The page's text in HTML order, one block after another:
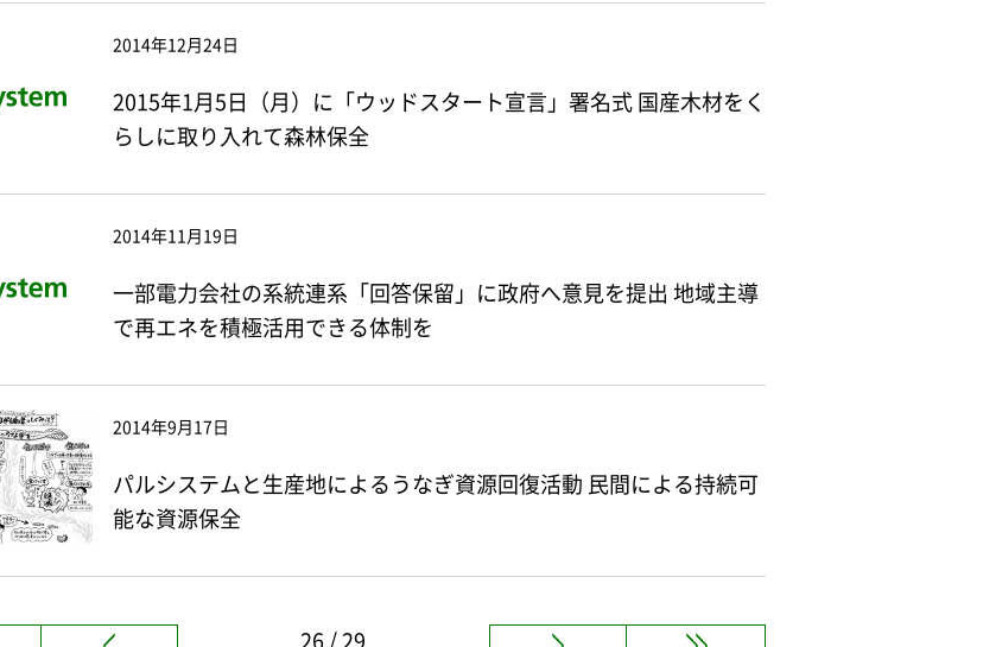
2014年12月24日
2015年1月5日（月）に「ウッドスタート宣言」署名式 国産木材をく
らしに取り入れて森林保全
2014年11月19日
一部電力会社の系統連系「回答保留」に政府へ意見を提出 地域主導
で再エネを積極活用できる体制を
2014年9月17日
パルシステムと生産地によるうなぎ資源回復活動 民間による持続可
能な資源保全
26 / 29